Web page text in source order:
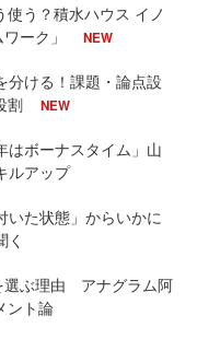
う？積水ハウス イノ
ーク」
NEW
分ける！課題・論点設
割
NEW
はボーナスタイム」山
ルアップ
いた状態」からいかに
選ぶ理由 アナグラム阿
ント論